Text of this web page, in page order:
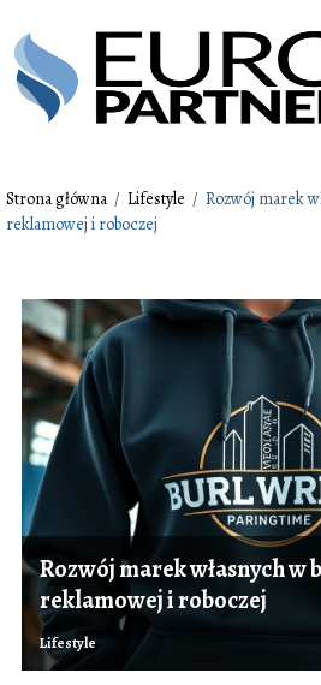
Strona główna / Lifestyle / Rozwój marek
reklamowej i roboczej
Rozwój marek własnych w
reklamowej i roboczej
Lifestyle